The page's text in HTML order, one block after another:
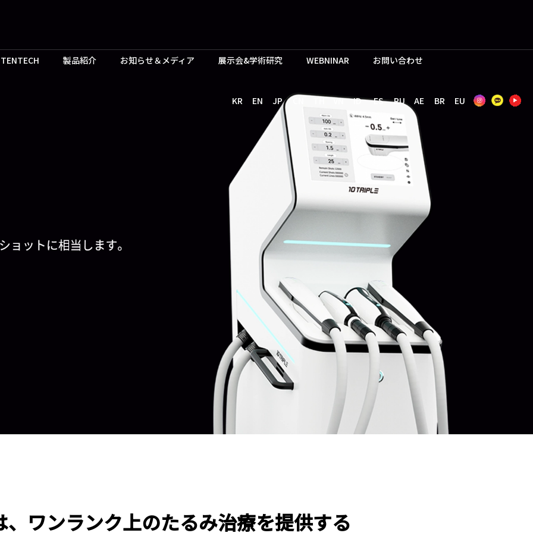
TENTECH 製品紹介 お知らせ＆メディア 展示会&学術研究 WEBNINAR お問い合わせ
KR EN JP TH VN ID ES RU AE BR EU
ワンランク上のたるみ治療を提供する